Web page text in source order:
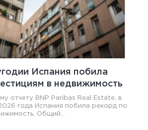
Испания побила
в недвижимость
отчету BNP Paribas Real Estate, в
года Испания побила рекорд по
Общий...